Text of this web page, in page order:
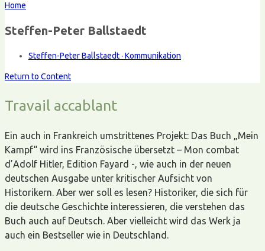
Home
Steffen-Peter Ballstaedt
Steffen-Peter Ballstaedt · Kommunikation
Return to Content
Travail accablant
Ein auch in Frankreich umstrittenes Projekt: Das Buch „Mein
Kampf“ wird ins Französische übersetzt – Mon combat
d’Adolf Hitler, Edition Fayard -, wie auch in der neuen
deutschen Ausgabe unter kritischer Aufsicht von
Historikern. Aber wer soll es lesen? Historiker, die sich für
die deutsche Geschichte interessieren, die verstehen das
Buch auch auf Deutsch. Aber vielleicht wird das Werk ja
auch ein Bestseller wie in Deutschland.